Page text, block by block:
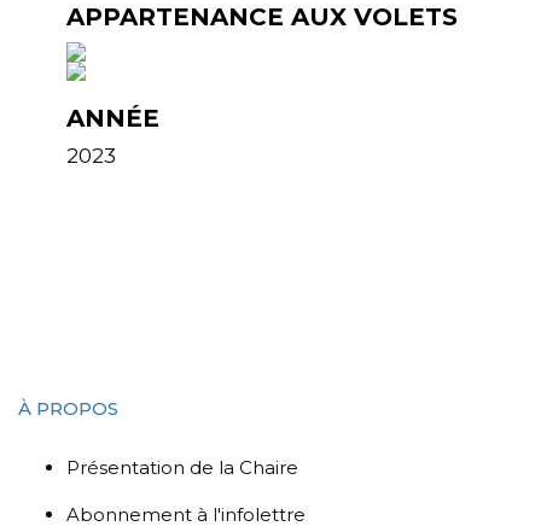
APPARTENANCE AUX VOLETS
ANNÉE
2023
À PROPOS
Présentation de la Chaire
Abonnement à l'infolettre